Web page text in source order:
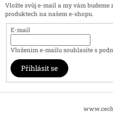
Vložte svůj e-mail a my vám
produktech na našem e-shopu.
E-mail
Vložením e-mailu souhlasíte s
Přihlásit se